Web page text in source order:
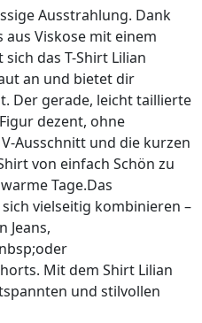
Ausstrahlung. Dank
Viskose mit einem
das T-Shirt Lilian
an und bietet dir
Der gerade, leicht taillierte
dezent, ohne
Ausschnitt und die kurzen
von einfach Schön zu
Tage.Das
vielseitig kombinieren –
Jeans,
Mit dem Shirt Lilian
und stilvollen